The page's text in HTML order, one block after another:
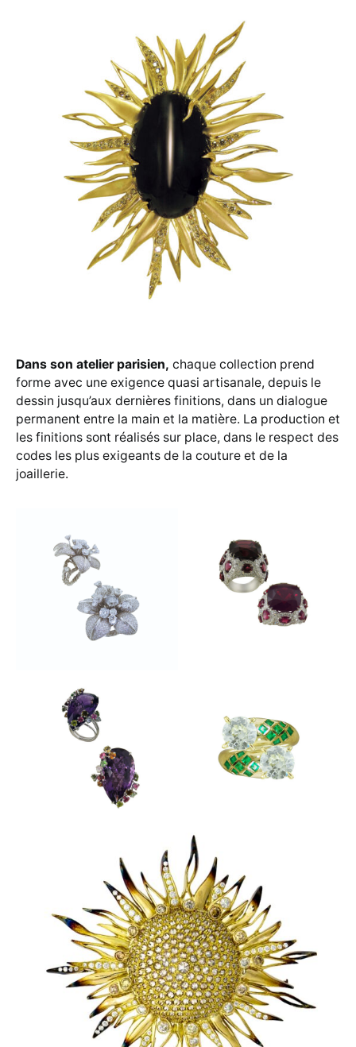
Dans son atelier parisien, chaque collection prend
forme avec une exigence quasi artisanale, depuis le
dessin jusqu’aux dernières finitions, dans un dialogue
permanent entre la main et la matière. La production et
les finitions sont réalisés sur place, dans le respect des
codes les plus exigeants de la couture et de la
joaillerie.